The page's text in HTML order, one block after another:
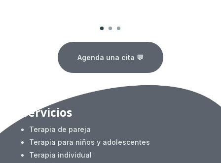
Agenda una cita 💬
Servicios
Terapia de pareja
Terapia para niños y adolescentes
Terapia individual